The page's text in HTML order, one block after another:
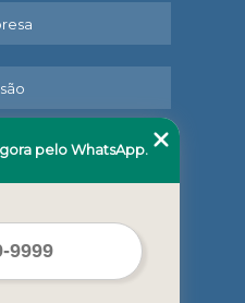
site
pelo WhatsApp.